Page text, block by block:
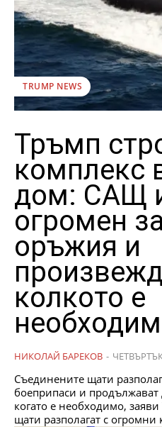
TRUMP NEWS
Тръмп
комплекс
дом: САЩ
огромен
оръжия и
колкото е
НИКОЛАЙ БАРЕКОВ -
Съединените щати
боеприпаси и
когато е необходимо, заяви Тръмп.
щати разполагат с огромни